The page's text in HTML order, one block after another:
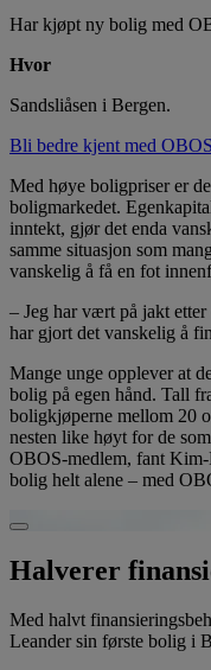
Har kjøpt ny bolig med
Hvor
Sandsliåsen i Bergen.
Bli bedre kjent med
Med høye boligpriser er
boligmarkedet.
inntekt, gjør det enda
samme situasjon som
vanskelig å få en fot
– Jeg har vært på jakt
har gjort det vanskelig å
Mange unge opplever at
bolig på egen hånd. Tall
boligkjøperne mellom 20
nesten like høyt for de
OBOS-medlem, fant
bolig helt alene – med
Spill av video
Halverer
Med halvt
Leander sin første bolig i